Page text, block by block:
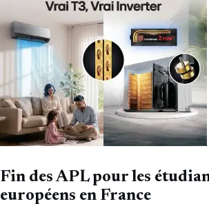
Fin des APL pour les
européens en France